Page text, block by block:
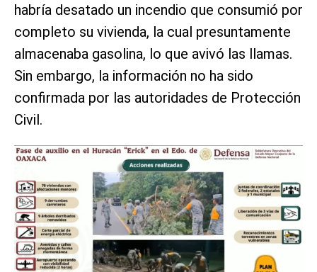
habría desatado un incendio que consumió por
completo su vivienda, la cual presuntamente
almacenaba gasolina, lo que avivó las llamas.
Sin embargo, la información no ha sido
confirmada por las autoridades de Protección
Civil.